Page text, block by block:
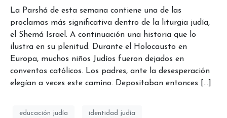
La Parshá de esta semana contiene una de las
proclamas más significativa dentro de la liturgia judía,
el Shemá Israel. A continuación una historia que lo
ilustra en su plenitud. Durante el Holocausto en
Europa, muchos niños Judíos fueron dejados en
conventos católicos. Los padres, ante la desesperación
elegían a veces este camino. Depositaban entonces […]
educación judía identidad judía